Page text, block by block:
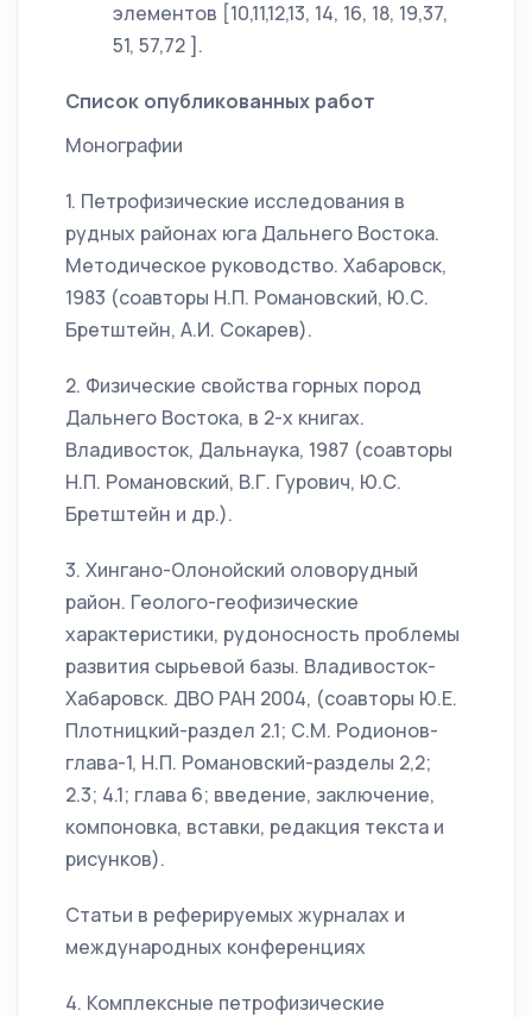
элементов [10,11,12,13, 14, 16, 18, 19,37,
51, 57,72 ].
Список опубликованных работ
Монографии
1. Петрофизические исследования в
рудных районах юга Дальнего Востока.
Методическое руководство. Хабаровск,
1983 (соавторы Н.П. Романовский, Ю.С.
Бретштейн, А.И. Сокарев).
2. Физические свойства горных пород
Дальнего Востока, в 2-х книгах.
Владивосток, Дальнаука, 1987 (соавторы
Н.П. Романовский, В.Г. Гурович, Ю.С.
Бретштейн и др.).
3. Хингано-Олонойский оловорудный
район. Геолого-геофизические
характеристики, рудоносность проблемы
развития сырьевой базы. Владивосток-
Хабаровск. ДВО РАН 2004, (соавторы Ю.Е.
Плотницкий-раздел 2.1; С.М. Родионов-
глава-1, Н.П. Романовский-разделы 2,2;
2.3; 4.1; глава 6; введение, заключение,
компоновка, вставки, редакция текста и
рисунков).
Статьи в реферируемых журналах и
международных конференциях
4. Комплексные петрофизические